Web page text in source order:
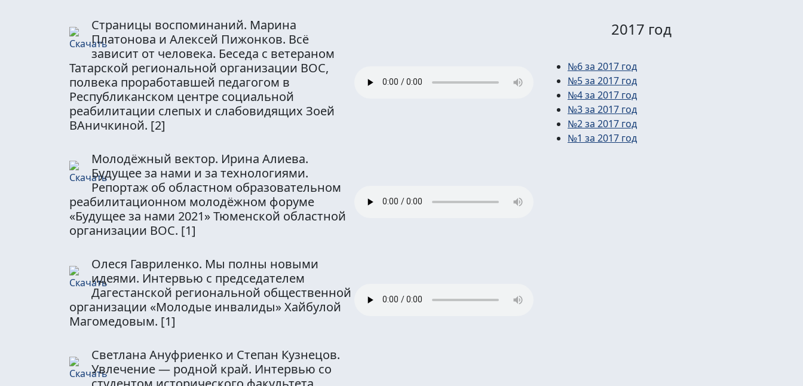
Страницы воспоминаний. Марина
Платонова и Алексей Пижонков. Всё
зависит от человека. Беседа с ветераном
Татарской региональной организации ВОС,
полвека проработавшей педагогом в
Республиканском центре социальной
реабилитации слепых и слабовидящих Зоей
ВАничкиной. [2]
Молодёжный вектор. Ирина Алиева.
Будущее за нами и за технологиями.
Репортаж об областном образовательном
реабилитационном молодёжном форуме
«Будущее за нами 2021» Тюменской областной
организации ВОС. [1]
Олеся Гавриленко. Мы полны новыми
идеями. Интервью с председателем
Дагестанской региональной общественной
организации «Молодые инвалиды» Хайбулой
Магомедовым. [1]
Светлана Ануфриенко и Степан Кузнецов.
Увлечение — родной край. Интервью со
2017 год
№6 за 2017 год
№5 за 2017 год
№4 за 2017 год
№3 за 2017 год
№2 за 2017 год
№1 за 2017 год